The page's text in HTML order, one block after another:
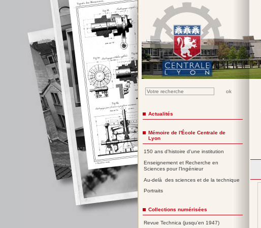
Actualités
Mémoire de l'École Centrale de
Lyon
150 ans d'histoire d'une institution
Enseignement et Recherche en
Sciences pour l'Ingénieur
Au-delà des sciences et de la technique
Portraits
Collections numérisées
Revue Technica (jusqu'en 1947)